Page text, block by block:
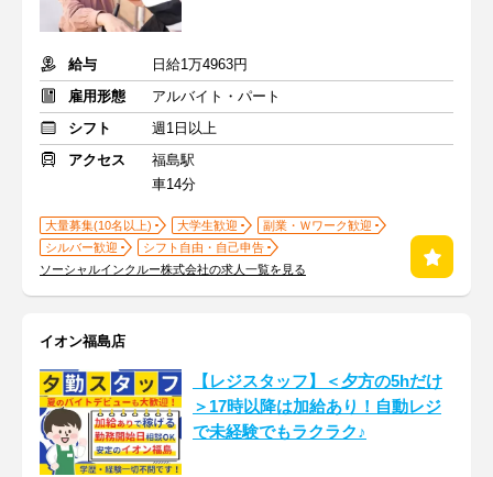
給与
日給1万4963円
雇用形態
アルバイト・パート
シフト
週1日以上
アクセス
福島駅
車14分
大量募集(10名以上) 大学生歓迎
副業・Ｗワーク歓迎
シルバー歓迎
シフト自由・自己申告
ソーシャルインクルー株式会社の求人一覧を見る
イオン福島店
【レジスタッフ】＜夕方の5hだけ
＞17時以降は加給あり！自動レジ
で未経験でもラクラク♪